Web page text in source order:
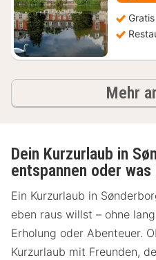
Mehr
Dein Kurzurlaub in
entspannen oder was
Ein Kurzurlaub in
eben raus willst – ohne
Erholung oder Abenteuer.
Kurzurlaub mit Freunden,